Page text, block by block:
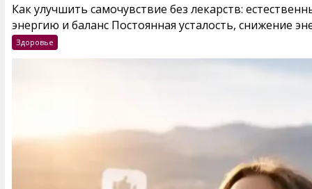
Как улучшить самочувствие без лекарств:
энергию и баланс Постоянная усталость, снижение
Здоровье